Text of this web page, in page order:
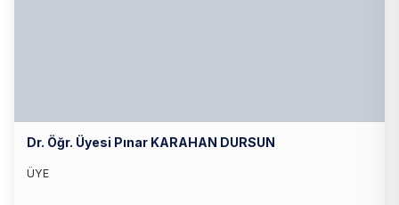
Dr. Öğr. Üyesi Pınar KARAHAN DURSUN
ÜYE